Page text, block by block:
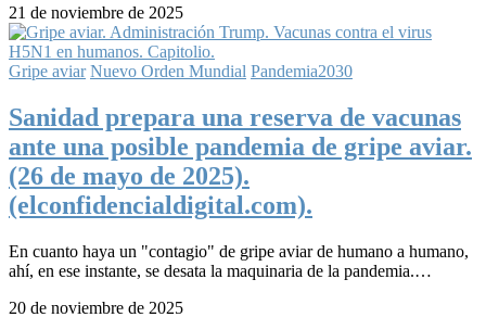
21 de noviembre de 2025
Gripe aviar Nuevo Orden Mundial Pandemia2030
Sanidad prepara una reserva de vacunas
ante una posible pandemia de gripe aviar.
(26 de mayo de 2025).
(elconfidencialdigital.com).
En cuanto haya un "contagio" de gripe aviar de humano a humano,
ahí, en ese instante, se desata la maquinaria de la pandemia.…
20 de noviembre de 2025